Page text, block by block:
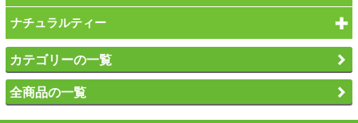
ナチュラルティー
カテゴリーの一覧
全商品の一覧